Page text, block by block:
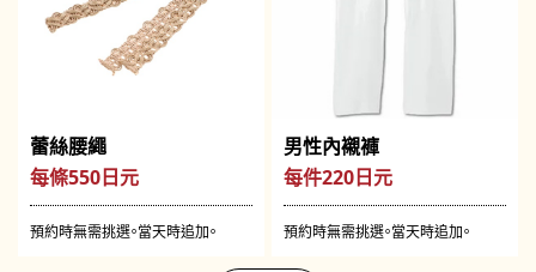
蕾絲腰繩
每條550日元
預約時無需挑選。當天時追加。
男性內襯褲
每件220日元
預約時無需挑選。當天時追加。